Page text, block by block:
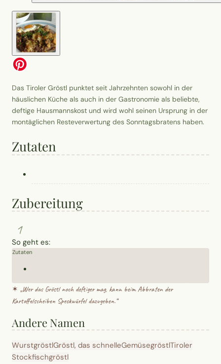
Das Tiroler Gröstl punktet seit Jahrzehnten sowohl in der
häuslichen Küche als auch in der Gastronomie als beliebte,
deftige Hausmannskost und wird wohl seinen Ursprung in der
montäglichen Resteverwertung des Sonntagsbratens haben.
Zutaten
Zubereitung
1
So geht es:
Zutaten
✶ „Wer das Gröstl noch deftiger mag, kann beim Abbraten der
Kartoffelscheiben Speckwürfel dazugeben.“
Andere Namen
WurstgröstlGröstl, das schnelleGemüsegröstlTiroler
Stockfischgröstl